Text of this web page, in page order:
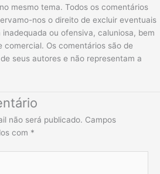
mesmo tema. Todos os comentários
nos o direito de excluir eventuais
ou ofensiva, caluniosa, bem
Os comentários são de
seus autores e não representam a
não será publicado. Campos
com *